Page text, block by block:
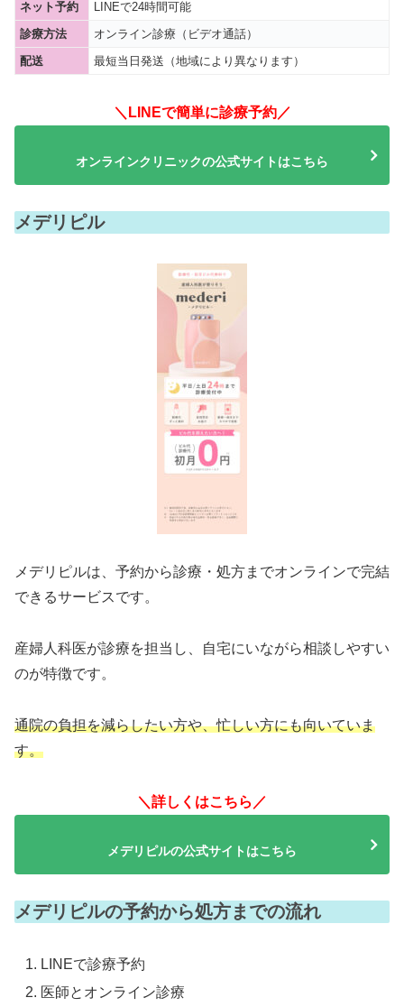
ネット予約
LINEで24時間可能
診療方法
オンライン診療（ビデオ通話）
配送
最短当日発送（地域により異なります）
＼LINEで簡単に診療予約／
オンラインクリニックの公式サイトはこちら
メデリピル
メデリピルは、予約から診療・処方までオンラインで完結
できるサービスです。
産婦人科医が診療を担当し、自宅にいながら相談しやすい
のが特徴です。
通院の負担を減らしたい方や、忙しい方にも向いていま
す。
＼詳しくはこちら／
メデリピルの公式サイトはこちら
メデリピルの予約から処方までの流れ
LINEで診療予約
医師とオンライン診療